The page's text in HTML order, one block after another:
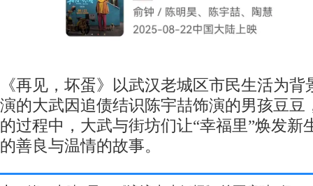
《再见，坏蛋》以武汉老城区市民生活为
演的大武因追债结识陈宇喆饰演的男孩豆豆
的过程中，大武与街坊们让“幸福里”焕发新
的善良与温情的故事。